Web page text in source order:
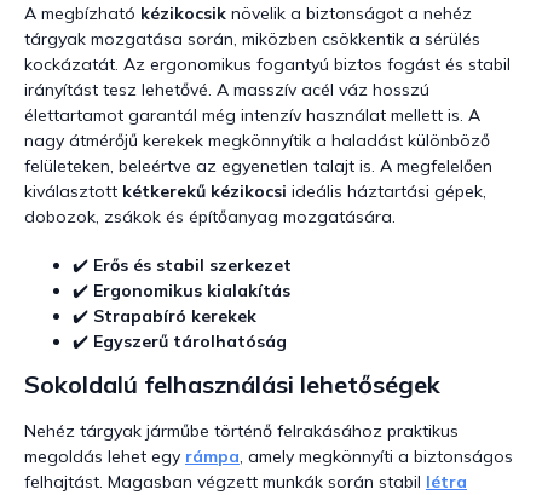
e
l
e
m
e
i
A megbízható kézikocsik növelik a biztonságot a nehéz
tárgyak mozgatása során, miközben csökkentik a sérülés
kockázatát. Az ergonomikus fogantyú biztos fogást és stabil
irányítást tesz lehetővé. A masszív acél váz hosszú
élettartamot garantál még intenzív használat mellett is. A
nagy átmérőjű kerekek megkönnyítik a haladást különböző
felületeken, beleértve az egyenetlen talajt is. A megfelelően
kiválasztott kétkerekű kézikocsi ideális háztartási gépek,
dobozok, zsákok és építőanyag mozgatására.
✔️ Erős és stabil szerkezet
✔️ Ergonomikus kialakítás
✔️ Strapabíró kerekek
✔️ Egyszerű tárolhatóság
Sokoldalú felhasználási lehetőségek
Nehéz tárgyak járműbe történő felrakásához praktikus
megoldás lehet egy rámpa, amely megkönnyíti a biztonságos
felhajtást. Magasban végzett munkák során stabil létra